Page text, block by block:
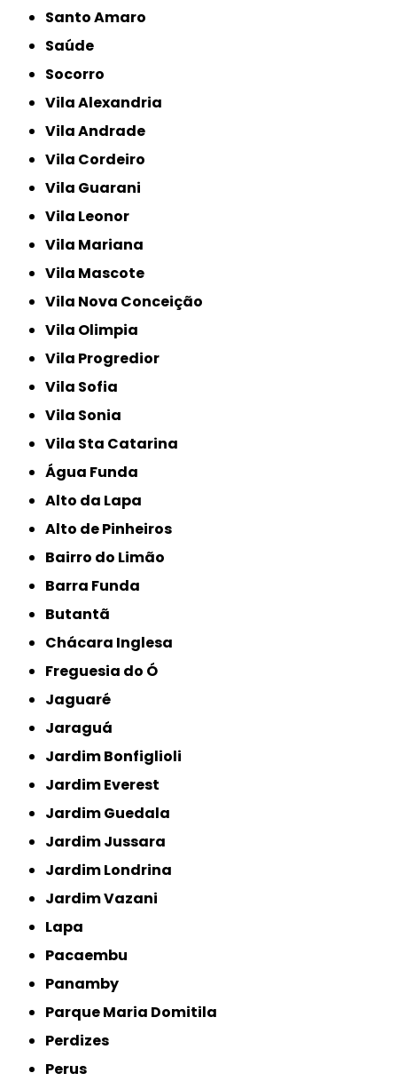
Santo Amaro
Saúde
Socorro
Vila Alexandria
Vila Andrade
Vila Cordeiro
Vila Guarani
Vila Leonor
Vila Mariana
Vila Mascote
Vila Nova Conceição
Vila Olimpia
Vila Progredior
Vila Sofia
Vila Sonia
Vila Sta Catarina
Água Funda
Alto da Lapa
Alto de Pinheiros
Bairro do Limão
Barra Funda
Butantã
Chácara Inglesa
Freguesia do Ó
Jaguaré
Jaraguá
Jardim Bonfiglioli
Jardim Everest
Jardim Guedala
Jardim Jussara
Jardim Londrina
Jardim Vazani
Lapa
Pacaembu
Panamby
Parque Maria Domitila
Perdizes
Perus